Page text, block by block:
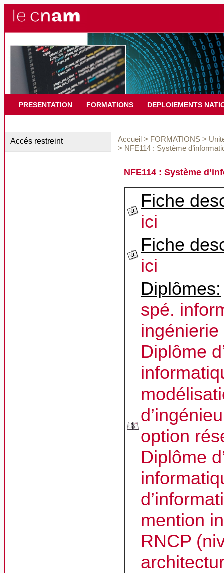
PRESENTATION FORMATIONS DEPLOIEMENTS
Accés restreint Accueil > FORMATIONS >
> NFE114 : Système
NFE114 : Système
Fiche
ici
Fiche
ici
Diplômes:
spé.
Diplôme
option
Diplôme
mention
RNCP